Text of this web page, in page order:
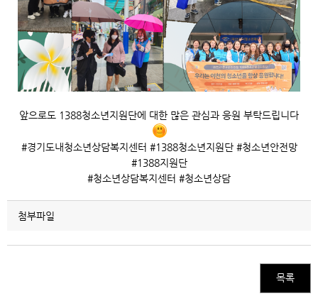
앞으로도 1388청소년지원단에 대한 많은 관심과 응원 부탁드립니다
#경기도내청소년상담복지센터 #1388청소년지원단 #청소년안전망
#1388지원단
#청소년상담복지센터 #청소년상담
첨부파일
목록